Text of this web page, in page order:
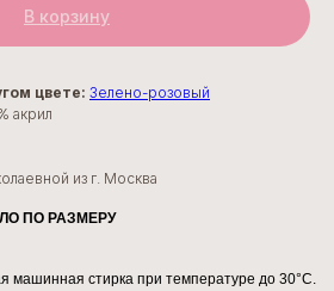
В корзину
цвете: Зелено-розовый
акрил
из г. Москва
ПО РАЗМЕРУ
машинная стирка при температуре до 30°C.